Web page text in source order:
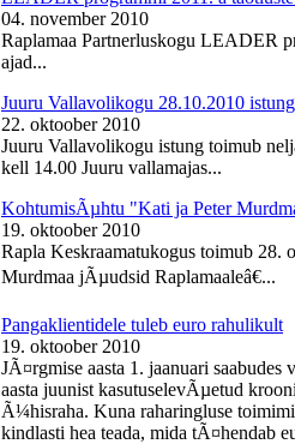
04. november 2010
Raplamaa Partnerluskogu LEADER
ajad...
Juuru Vallavolikogu 28.10.2010 istung
22. oktoober 2010
Juuru Vallavolikogu istung toimub
kell 14.00 Juuru vallamajas...
KohtumisÃµhtu "Kati ja Peter
19. oktoober 2010
Rapla Keskraamatukogus toimub
Murdmaa jÃµudsid Raplamaaleâ€...
Pangaklientidele tuleb euro rahulikult
19. oktoober 2010
JÃ¤rgmise aasta 1. jaanuari
aasta juunist kasutuselevÃµetud
Ã¼hisraha. Kuna raharingluse
kindlasti hea teada, mida tÃ¤hendab